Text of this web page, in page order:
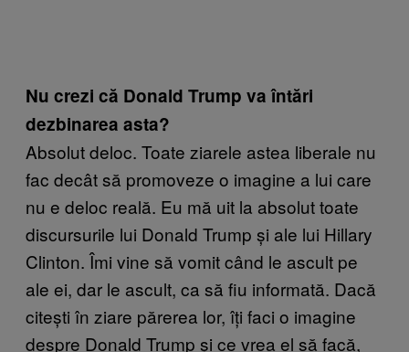
Nu crezi că Donald Trump va întări
dezbinarea asta?
Absolut deloc. Toate ziarele astea liberale nu
fac decât să promoveze o imagine a lui care
nu e deloc reală. Eu mă uit la absolut toate
discursurile lui Donald Trump și ale lui Hillary
Clinton. Îmi vine să vomit când le ascult pe
ale ei, dar le ascult, ca să fiu informată. Dacă
citești în ziare părerea lor, îți faci o imagine
despre Donald Trump și ce vrea el să facă,